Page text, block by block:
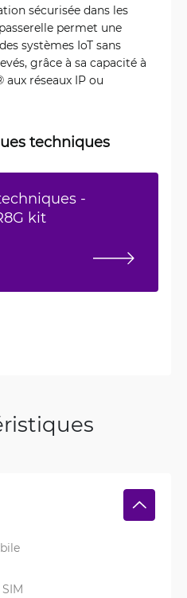
sécurisée dans les
permet une
systèmes IoT sans
grâce à sa capacité à
aux réseaux IP ou
techniques
-
kit